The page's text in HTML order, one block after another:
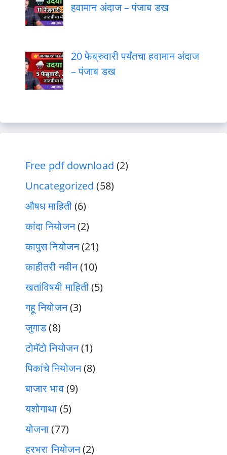
हवामान अंदाज – पंजाब डख
20 फेब्रुवारी पर्यंतचा हवामान अंदाज
– पंजाब डख
Free pdf download (2)
Uncategorized (58)
औषध माहिती(6)
कांदा नियोजन(2)
कापुस नियोजन(21)
काहीतरी नवीन(10)
खतांविषयी माहिती(5)
गहू नियोजन(3)
जुगाड(8)
टोमॅटो नियोजन(1)
पिकांचे नियोजन(8)
बाजार भाव(9)
यशोगाथा (5)
योजना(77)
हरभरा नियोजन(2)